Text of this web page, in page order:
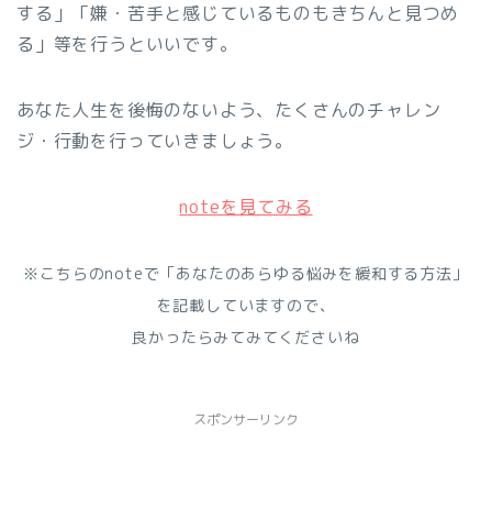
する」「嫌・苦手と感じているものもきちんと見つめ
る」等を行うといいです。
あなた人生を後悔のないよう、たくさんのチャレン
ジ・行動を行っていきましょう。
noteを見てみる
※こちらのnoteで「あなたのあらゆる悩みを緩和する方法」
を記載していますので、
良かったらみてみてくださいね
スポンサーリンク